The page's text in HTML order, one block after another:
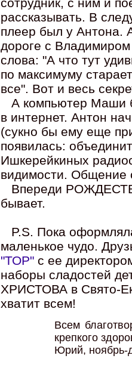
рассказывать. В
плеер был у Антона.
дороге с
слова: "А что тут
по максимуму
все". Вот и весь
А компьютер Маши
в интернет. Антон
(сукно бы ему еще
появилась:
Ишкерейкиных
видимости. Общение
Впереди
бывает.
P.S. Пока
маленькое чудо.
"ТОР" с ее
наборы сладостей
ХРИСТОВА в Свято-
хватит всем!
Всем
крепкого
Юрий, ноябрь-